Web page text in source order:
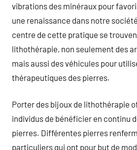
vibrations des minéraux pour
une renaissance dans notre
centre de cette pratique se
lithothérapie, non seulement des
mais aussi des véhicules pour
thérapeutiques des pierres.
Porter des bijoux de lithothérapie
individus de bénéficier en continu
pierres. Différentes pierres
particuliers qui ont pour but de